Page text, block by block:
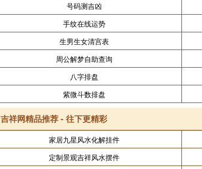
号码测吉凶
手纹在线运势
生男生女清宫表
周公解梦自助查询
八字排盘
紫微斗数排盘
吉祥网精品推荐 - 往下更精彩
家居九星风水化解挂件
定制景观吉祥风水摆件